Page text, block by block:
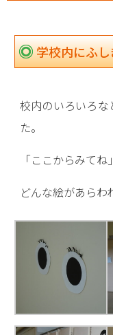
学校内にふ
校内のいろいろ
た。
「ここからみて
どんな絵があらわ